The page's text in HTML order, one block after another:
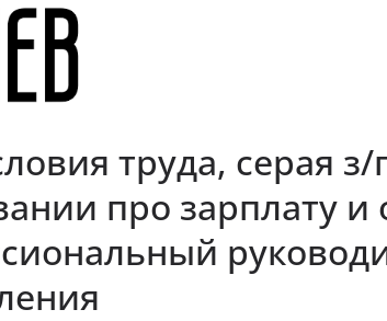
труда, серая
про зарплату и